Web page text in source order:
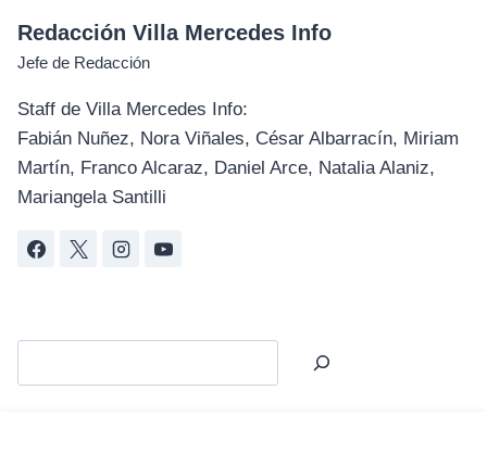
Redacción Villa Mercedes Info
Jefe de Redacción
Staff de Villa Mercedes Info:
Fabián Nuñez, Nora Viñales, César Albarracín, Miriam
Martín, Franco Alcaraz, Daniel Arce, Natalia Alaniz,
Mariangela Santilli